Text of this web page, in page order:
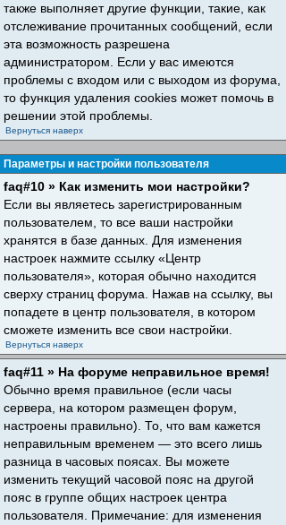
также выполняет другие функции, такие, как
отслеживание прочитанных сообщений, если
эта возможность разрешена
администратором. Если у вас имеются
проблемы с входом или с выходом из форума,
то функция удаления cookies может помочь в
решении этой проблемы.
Вернуться наверх
Параметры и настройки пользователя
faq#10 » Как изменить мои настройки?
Если вы являетесь зарегистрированным
пользователем, то все ваши настройки
хранятся в базе данных. Для изменения
настроек нажмите ссылку «Центр
пользователя», которая обычно находится
сверху страниц форума. Нажав на ссылку, вы
попадете в центр пользователя, в котором
сможете изменить все свои настройки.
Вернуться наверх
faq#11 » На форуме неправильное время!
Обычно время правильное (если часы
сервера, на котором размещен форум,
настроены правильно). То, что вам кажется
неправильным временем — это всего лишь
разница в часовых поясах. Вы можете
изменить текущий часовой пояс на другой
пояс в группе общих настроек центра
пользователя. Примечание: для изменения